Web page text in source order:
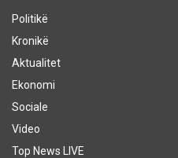
Politikë
Kronikë
Aktualitet
Ekonomi
Sociale
Video
Top News LIVE